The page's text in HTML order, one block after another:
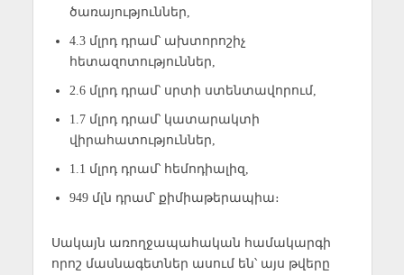
ծառայություններ,
4.3 մլրդ դրամ՝ ախտորոշիչ
հետազոտություններ,
2.6 մլրդ դրամ՝ սրտի ստենտավորում,
1.7 մլրդ դրամ՝ կատարակտի
վիրահատություններ,
1.1 մլրդ դրամ՝ հեմոդիալիզ,
949 մլն դրամ՝ քիմիաթերապիա։
Սակայն առողջապահական համակարգի
որոշ մասնագետներ ասում են՝ այս թվերը